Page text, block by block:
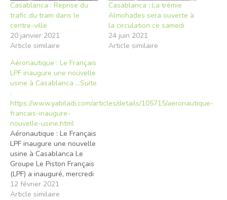
Casablanca : Reprise du
trafic du tram dans le
centre-ville
20 janvier 2021
Article similaire
Casablanca : La trémie
Almohades sera ouverte à
la circulation ce samedi
24 juin 2021
Article similaire
Aéronautique : Le Français
LPF inaugure une nouvelle
usine à Casablanca …Suite
:
https://www.yabiladi.com/articles/details/105715/aeronautique-
francais-inaugure-
nouvelle-usine.html
Aéronautique : Le Français
LPF inaugure une nouvelle
usine à Casablanca Le
Groupe Le Piston Français
(LPF) a inauguré, mercredi
à Casablanca, une
nouvelle usine dédiée à la
12 février 2021
Article similaire